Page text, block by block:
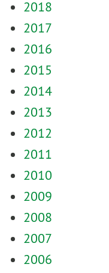
2018
2017
2016
2015
2014
2013
2012
2011
2010
2009
2008
2007
2006